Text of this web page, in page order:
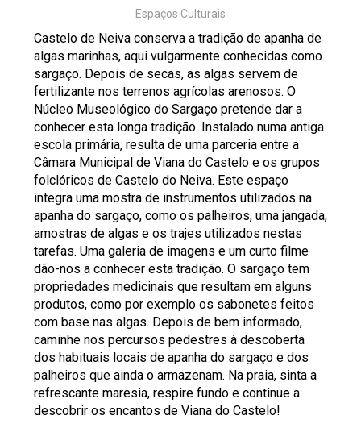
Espaços Culturais
Castelo de Neiva conserva a tradição de apanha de
algas marinhas, aqui vulgarmente conhecidas como
sargaço. Depois de secas, as algas servem de
fertilizante nos terrenos agrícolas arenosos. O
Núcleo Museológico do Sargaço pretende dar a
conhecer esta longa tradição. Instalado numa antiga
escola primária, resulta de uma parceria entre a
Câmara Municipal de Viana do Castelo e os grupos
folclóricos de Castelo do Neiva. Este espaço
integra uma mostra de instrumentos utilizados na
apanha do sargaço, como os palheiros, uma jangada,
amostras de algas e os trajes utilizados nestas
tarefas. Uma galeria de imagens e um curto filme
dão-nos a conhecer esta tradição. O sargaço tem
propriedades medicinais que resultam em alguns
produtos, como por exemplo os sabonetes feitos
com base nas algas. Depois de bem informado,
caminhe nos percursos pedestres à descoberta
dos habituais locais de apanha do sargaço e dos
palheiros que ainda o armazenam. Na praia, sinta a
refrescante maresia, respire fundo e continue a
descobrir os encantos de Viana do Castelo!